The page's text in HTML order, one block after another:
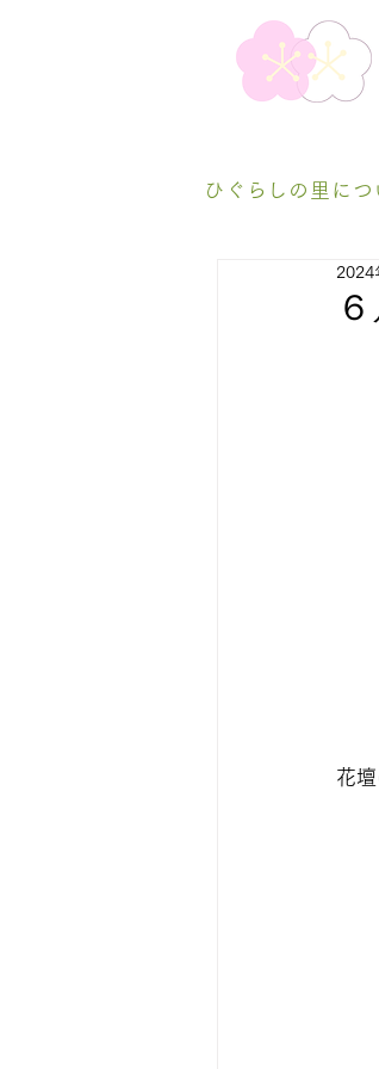
ひぐらしの里につ
2024
花